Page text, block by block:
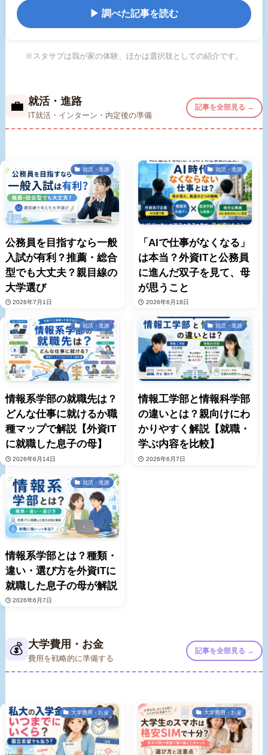
▶ 調べた記事を読む
※スタサプは我が家の体験、ほかは選択肢としての紹介です。
💼 就活・進路
IT就活・インターン・内定後の準備
記事を全部見る →
就活・進路
公務員を目指すなら一般
入試が有利？推薦・総合
型でも大丈夫？親目線の
大学選び
2026年7月1日
就活・進路
「AIで仕事がなくなる」
は本当？外資ITと公務員
に進んだ双子を見て、母
が思うこと
2026年6月18日
就活・進路
情報系学部の就職先は？
どんな仕事に就けるか職
種マップで解説【外資IT
に就職した息子の母】
2026年6月14日
就活・進路
情報工学部と情報科学部
の違いとは？親向けにわ
かりやすく解説【就職・
学ぶ内容を比較】
2026年6月7日
就活・進路
情報系学部とは？種類・
違い・選び方を外資ITに
就職した息子の母が解説
2026年6月7日
💰 大学費用・お金
費用を戦略的に準備する
記事を全部見る →
大学費用・お金 大学費用・お金